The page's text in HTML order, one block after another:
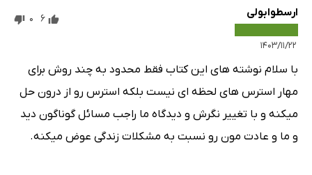
ارسطو‌ابولی
۱۴۰۳/۱۱/۲۲
6
0
با سلام نوشته های این کتاب فقط محدود به چند روش برای
مهار استرس های لحظه ای نیست بلکه استرس رو از درون حل
میکنه و با تغییر نگرش و دیدگاه ما راجب مسائل گوناگون دید
و ما و عادت مون رو نسبت به مشکلات زندگی عوض میکنه.